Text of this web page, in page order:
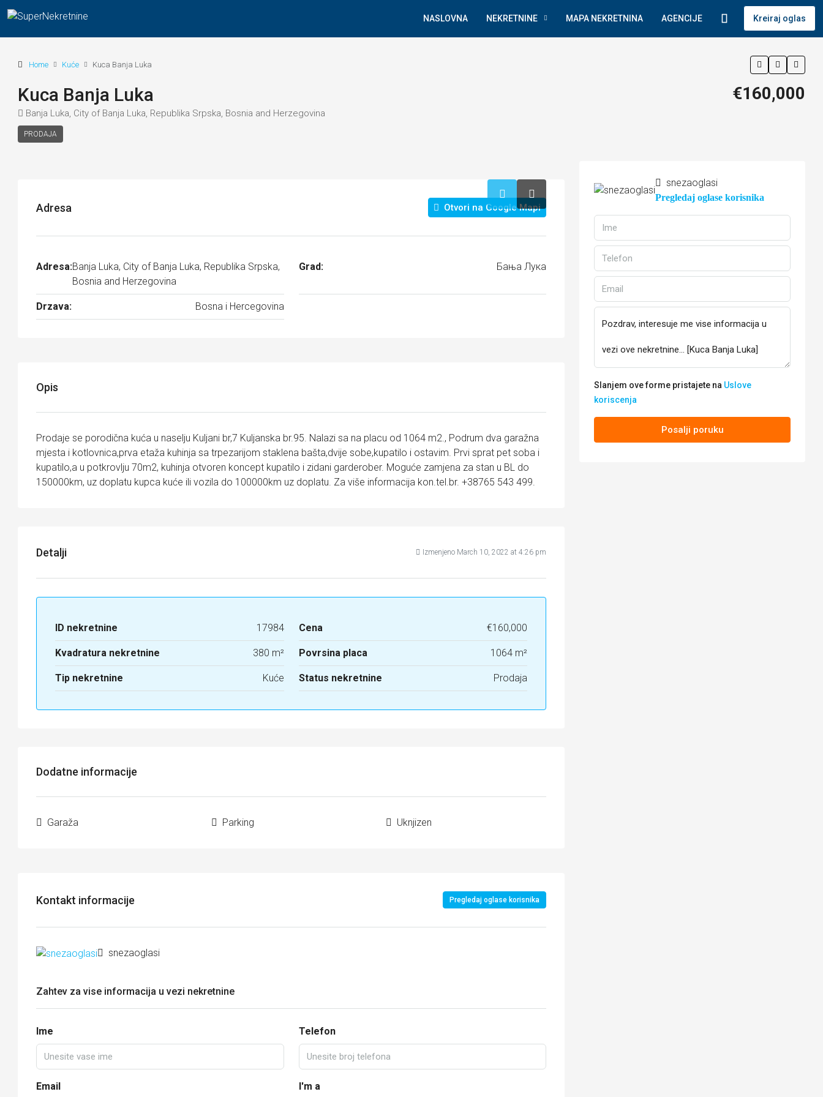
NASLOVNA NEKRETNINE MAPA NEKRETNINA AGENCIJE Kreiraj oglas
Home Kuće Kuca Banja Luka
Kuca Banja Luka
Banja Luka, City of Banja Luka, Republika Srpska, Bosnia and Herzegovina
PRODAJA
€160,000
Adresa Otvori na Google Mapi
Adresa:Banja Luka, City of Banja Luka, Republika Srpska,
Bosnia and Herzegovina
Grad: Бања Лука
Drzava: Bosna i Hercegovina
Opis
Prodaje se porodična kuća u naselju Kuljani br,7 Kuljanska br.95. Nalazi sa na placu od 1064 m2., Podrum dva garažna
mjesta i kotlovnica,prva etaža kuhinja sa trpezarijom staklena bašta,dvije sobe,kupatilo i ostavim. Prvi sprat pet soba i
kupatilo,a u potkrovlju 70m2, kuhinja otvoren koncept kupatilo i zidani garderober. Moguće zamjena za stan u BL do
150000km, uz doplatu kupca kuće ili vozila do 100000km uz doplatu. Za više informacija kon.tel.br. +38765 543 499.
Detalji Izmenjeno March 10, 2022 at 4:26 pm
ID nekretnine 17984 Cena €160,000
Kvadratura nekretnine 380 m² Povrsina placa 1064 m²
Tip nekretnine Kuće Status nekretnine Prodaja
Dodatne informacije
Garaža Parking Uknjizen
Kontakt informacije Pregledaj oglase korisnika
snezaoglasi
Zahtev za vise informacija u vezi nekretnine
Ime Telefon
Email I'm a
snezaoglasi
Pregledaj oglase korisnika
Slanjem ove forme pristajete na Uslove
koriscenja
Posalji poruku